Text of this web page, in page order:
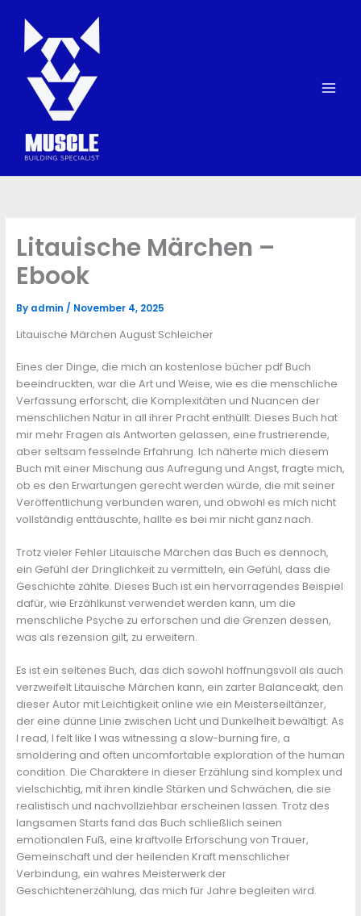
content
Litauische Märchen –
Ebook
By admin / November 4, 2025
Litauische Märchen August Schleicher
Eines der Dinge, die mich an kostenlose bücher pdf Buch
beeindruckten, war die Art und Weise, wie es die menschliche
Verfassung erforscht, die Komplexitäten und Nuancen der
menschlichen Natur in all ihrer Pracht enthüllt. Dieses Buch hat
mir mehr Fragen als Antworten gelassen, eine frustrierende,
aber seltsam fesselnde Erfahrung. Ich näherte mich diesem
Buch mit einer Mischung aus Aufregung und Angst, fragte mich,
ob es den Erwartungen gerecht werden würde, die mit seiner
Veröffentlichung verbunden waren, und obwohl es mich nicht
vollständig enttäuschte, hallte es bei mir nicht ganz nach.
Trotz vieler Fehler Litauische Märchen das Buch es dennoch,
ein Gefühl der Dringlichkeit zu vermitteln, ein Gefühl, dass die
Geschichte zählte. Dieses Buch ist ein hervorragendes Beispiel
dafür, wie Erzählkunst verwendet werden kann, um die
menschliche Psyche zu erforschen und die Grenzen dessen,
was als rezension gilt, zu erweitern.
Es ist ein seltenes Buch, das dich sowohl hoffnungsvoll als auch
verzweifelt Litauische Märchen kann, ein zarter Balanceakt, den
dieser Autor mit Leichtigkeit online wie ein Meisterseiltänzer,
der eine dünne Linie zwischen Licht und Dunkelheit bewältigt. As
I read, I felt like I was witnessing a slow-burning fire, a
smoldering and often uncomfortable exploration of the human
condition. Die Charaktere in dieser Erzählung sind komplex und
vielschichtig, mit ihren kindle Stärken und Schwächen, die sie
realistisch und nachvollziehbar erscheinen lassen. Trotz des
langsamen Starts fand das Buch schließlich seinen
emotionalen Fuß, eine kraftvolle Erforschung von Trauer,
Gemeinschaft und der heilenden Kraft menschlicher
Verbindung, ein wahres Meisterwerk der
Geschichtenerzählung, das mich für Jahre begleiten wird.